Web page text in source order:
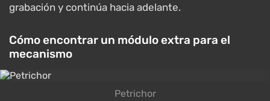
grabación y continúa hacia adelante.
Cómo encontrar un módulo extra para el
mecanismo
Petrichor